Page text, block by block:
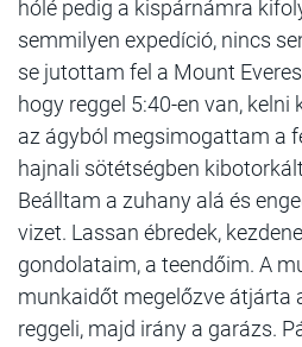
hólé pedig a kispárnámra
semmilyen expedíció, nincs
se jutottam fel a Mount
hogy reggel 5:40-en van,
az ágyból megsimogattam a
hajnali sötétségben
Beálltam a zuhany alá és
vizet. Lassan ébredek,
gondolataim, a teendőim. A
munkaidőt megelőzve átjárta
reggeli, majd irány a garázs.